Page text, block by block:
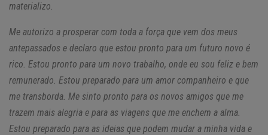
materializo.
Me autorizo a prosperar com toda a força que vem dos meus
antepassados e declaro que estou pronto para um futuro novo é
rico. Estou pronto para um novo trabalho, onde eu sou feliz e bem
remunerado. Estou preparado para um amor companheiro e que
me transborda. Me sinto pronto para os novos amigos que me
trazem mais alegria e para as viagens que me enchem a alma.
Estou preparado para as ideias que podem mudar a minha vida e